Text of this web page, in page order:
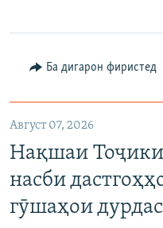
Ба дигарон фиристед
Август 07, 2026
Нақшаи
насби
гӯшаҳои